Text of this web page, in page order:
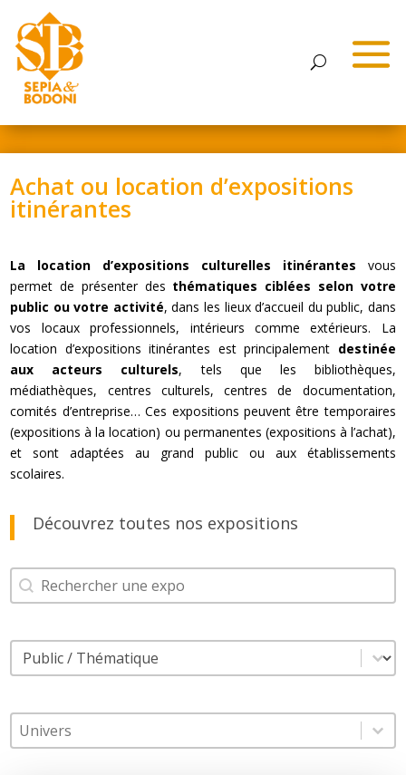
Achat ou location d’expositions
itinérantes
La location d’expositions culturelles itinérantes vous
permet de présenter des thématiques ciblées selon votre
public ou votre activité, dans les lieux d’accueil du public, dans
vos locaux professionnels, intérieurs comme extérieurs. La
location d’expositions itinérantes est principalement destinée
aux acteurs culturels, tels que les bibliothèques,
médiathèques, centres culturels, centres de documentation,
comités d’entreprise… Ces expositions peuvent être temporaires
(expositions à la location) ou permanentes (expositions à l’achat),
et sont adaptées au grand public ou aux établissements
scolaires.
Découvrez toutes nos expositions
Search
Rechercher
Filtre
Sélectionnez le contenu
Tags
Sélectionnez le contenu
Sélectionnez le contenu